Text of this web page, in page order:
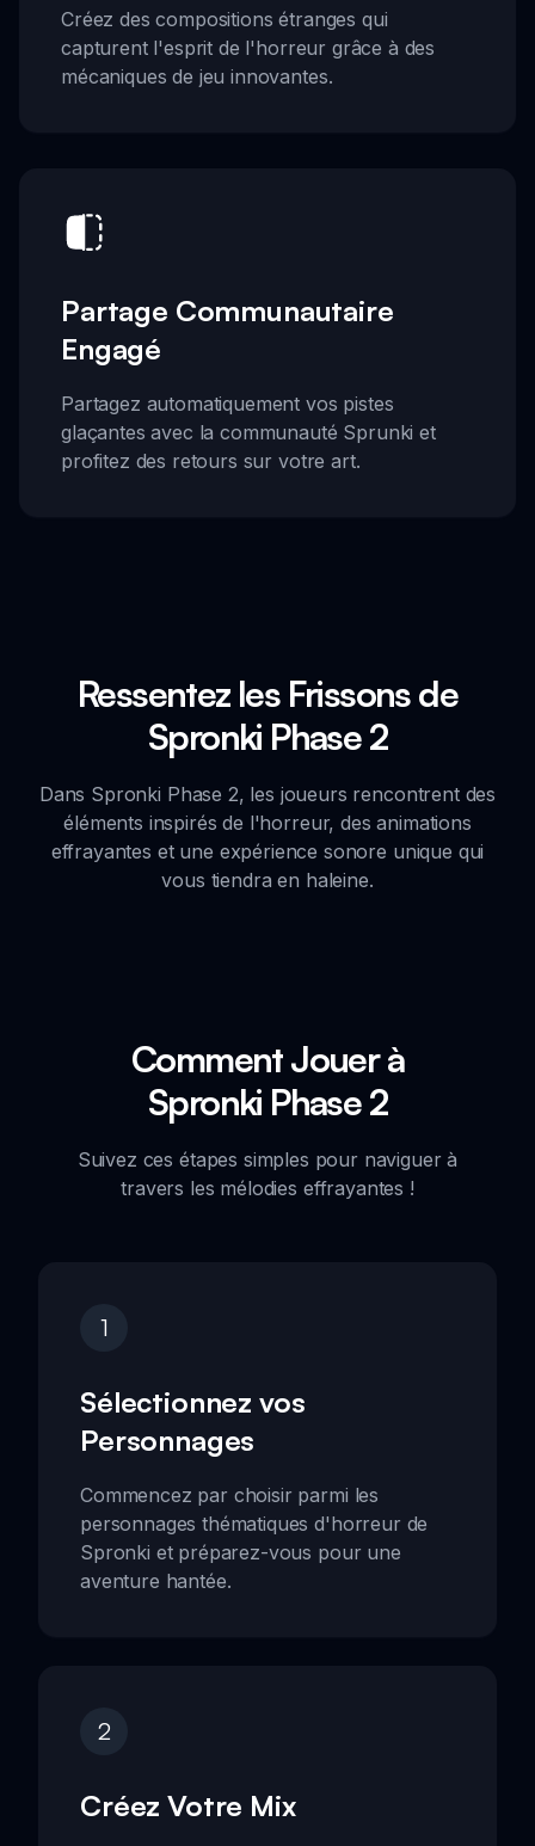
Créez des compositions étranges qui
capturent l'esprit de l'horreur grâce à des
mécaniques de jeu innovantes.
Partage Communautaire
Engagé
Partagez automatiquement vos pistes
glaçantes avec la communauté Sprunki et
profitez des retours sur votre art.
Ressentez les Frissons de
Spronki Phase 2
Dans Spronki Phase 2, les joueurs rencontrent des
éléments inspirés de l'horreur, des animations
effrayantes et une expérience sonore unique qui
vous tiendra en haleine.
Comment Jouer à
Spronki Phase 2
Suivez ces étapes simples pour naviguer à
travers les mélodies effrayantes !
1
Sélectionnez vos
Personnages
Commencez par choisir parmi les
personnages thématiques d'horreur de
Spronki et préparez-vous pour une
aventure hantée.
2
Créez Votre Mix